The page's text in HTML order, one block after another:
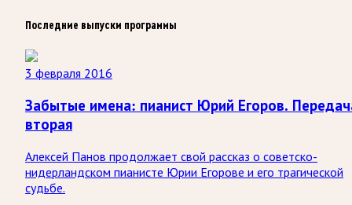
Последние выпуски программы
3 февраля 2016
Забытые имена: пианист Юрий Егоров.
вторая
Алексей Панов продолжает свой рассказ о советско-
нидерландском пианисте Юрии Егорове и его трагической
судьбе.